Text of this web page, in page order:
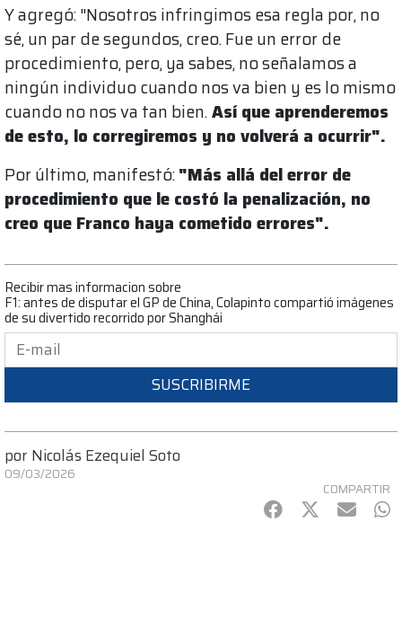
Y agregó: "Nosotros infringimos esa regla por, no
sé, un par de segundos, creo. Fue un error de
procedimiento, pero, ya sabes, no señalamos a
ningún individuo cuando nos va bien y es lo mismo
cuando no nos va tan bien.Así que aprenderemos
de esto, lo corregiremos y no volverá a ocurrir".
Por último, manifestó:"Más allá del error de
procedimiento que le costó la penalización, no
creo que Franco haya cometido errores".
Recibir mas informacion sobre
F1: antes de disputar el GP de China, Colapinto compartió imágenes
de su divertido recorrido por Shanghái
SUSCRIBIRME
por Nicolás Ezequiel Soto
09/03/2026
COMPARTIR
Facebook
Twitter
mail